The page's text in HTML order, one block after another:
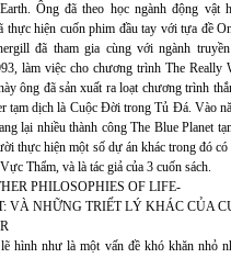
Ông đã theo học ngành động vật
hiện cuốn phim đầu tay với tựa đề
đã tham gia cùng với ngành
làm việc cho chương trình The Really
ông đã sản xuất ra loạt chương trình
tạm dịch là Cuộc Đời trong Tủ Đá. Vào
lại nhiều thành công The Blue Planet
thực hiện một số dự án khác trong đó
Thẩm, và là tác giả của 3 cuốn sách.
PHILOSOPHIES OF LIFE-
VÀ NHỮNG TRIẾT LÝ KHÁC CỦA
hình như là một vấn đề khó khăn nhỏ